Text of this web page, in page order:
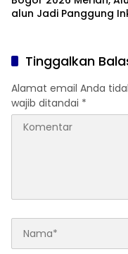
alun Jadi Panggung
Tinggalkan
Alamat email Anda
wajib ditandai *